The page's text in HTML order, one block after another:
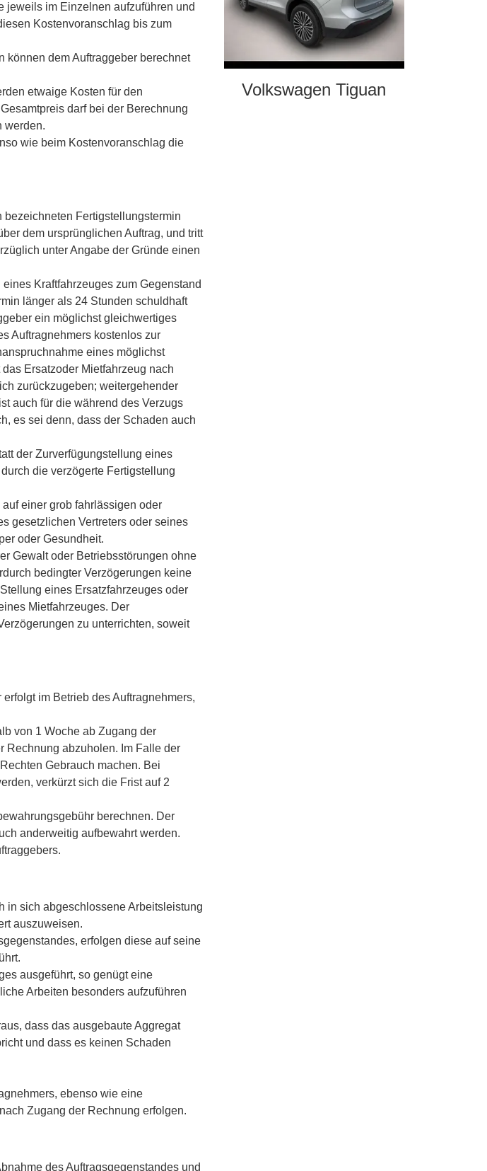
jeweils im Einzelnen aufzuführen und
Kostenvoranschlag bis zum
können dem Auftraggeber berechnet
etwaige Kosten für den
darf bei der Berechnung
werden.
wie beim Kostenvoranschlag die
bezeichneten Fertigstellungstermin
dem ursprünglichen Auftrag, und tritt
unter Angabe der Gründe einen
Kraftfahrzeuges zum Gegenstand
länger als 24 Stunden schuldhaft
ein möglichst gleichwertiges
Auftragnehmers kostenlos zur
eines möglichst
Ersatzoder Mietfahrzeug nach
zurückzugeben; weitergehender
auch für die während des Verzugs
es sei denn, dass der Schaden auch
der Zurverfügungstellung eines
die verzögerte Fertigstellung
einer grob fahrlässigen oder
gesetzlichen Vertreters oder seines
oder Gesundheit.
Gewalt oder Betriebsstörungen ohne
bedingter Verzögerungen keine
eines Ersatzfahrzeuges oder
Mietfahrzeuges. Der
zu unterrichten, soweit
im Betrieb des Auftragnehmers,
von 1 Woche ab Zugang der
Rechnung abzuholen. Im Falle der
Gebrauch machen. Bei
verkürzt sich die Frist auf 2
berechnen. Der
anderweitig aufbewahrt werden.
in sich abgeschlossene Arbeitsleistung
auszuweisen.
erfolgen diese auf seine
ausgeführt, so genügt eine
Arbeiten besonders aufzuführen
dass das ausgebaute Aggregat
und dass es keinen Schaden
ebenso wie eine
Zugang der Rechnung erfolgen.
des Auftragsgegenstandes und
Volkswagen Tiguan